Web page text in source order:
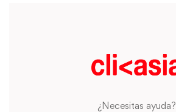
¿Necesitas ayuda?